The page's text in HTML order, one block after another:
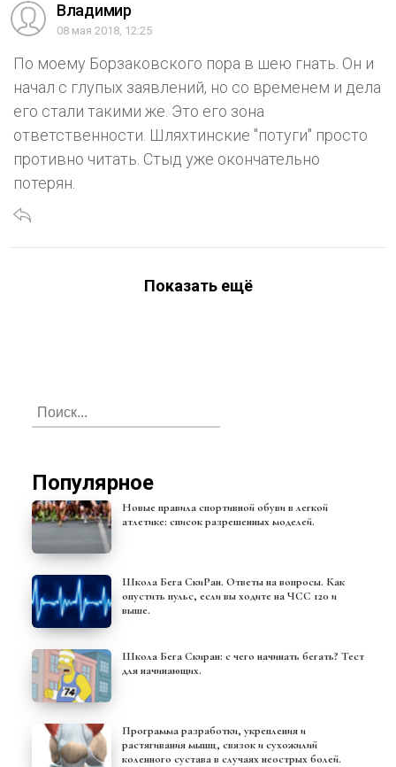
Владимир
08 мая 2018, 12:25
По моему Борзаковского пора в шею гнать. Он и
начал с глупых заявлений, но со временем и дела
его стали такими же. Это его зона
ответственности. Шляхтинские "потуги" просто
противно читать. Стыд уже окончательно
потерян.
Показать ещё
Популярное
Новые правила спортивной обуви в легкой
атлетике: список разрешенных моделей.
Школа Бега СкиРан. Ответы на вопросы. Как
опустить пульс, если вы ходите на ЧСС 120 и
выше.
Школа Бега Скиран: с чего начинать бегать? Тест
для начинающих.
Программа разработки, укрепления и
растягивания мышц, связок и сухожилий
коленного сустава в случаях неострых болей.